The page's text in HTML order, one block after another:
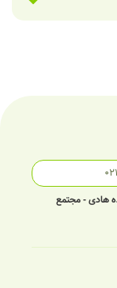
هادی - مجتمع